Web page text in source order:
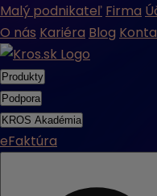
Malý podnikateľ Firma
O nás Kariéra Blog
Produkty
Podpora
KROS Akadémia
eFaktúra